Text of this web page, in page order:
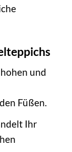
und
Füßen.
Ihr